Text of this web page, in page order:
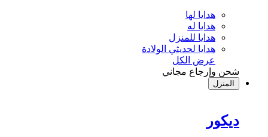
هدايا لها
هدايا له
هدايا للمنزل
هدايا لحديثي الولادة
عرض الكل
شحن وإرجاع مجاني
المنزل
ديكور